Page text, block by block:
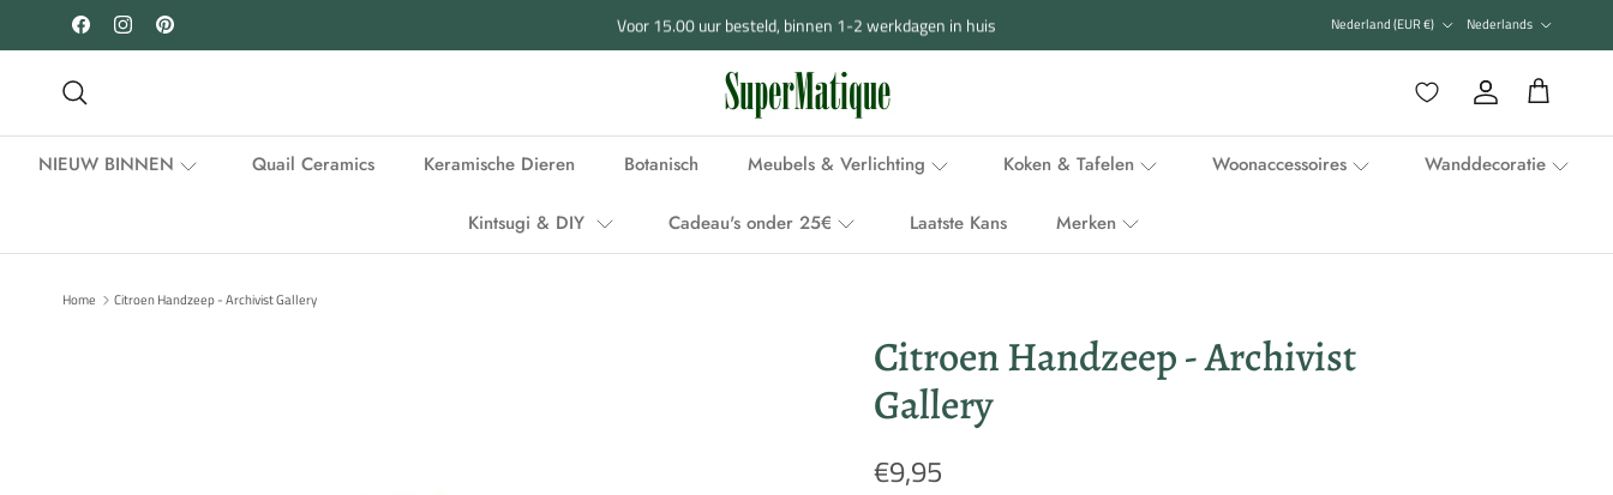
Ga naar inhoud
FacebookInstagramPinterest Voor 15.00 uur besteld, binnen 1-2 werkdagen in huis Nederland (EUR €) Nederlands
Favorieten AccountWinkelwagen
NIEUW BINNEN Quail Ceramics Keramische Dieren Botanisch Meubels & Verlichting Koken & Tafelen Woonaccessoires Wanddecoratie
Kintsugi & DIY Cadeau's onder 25€ Laatste Kans Merken
Home Citroen Handzeep - Archivist Gallery
Citroen Handzeep - Archivist
Gallery
€9,95